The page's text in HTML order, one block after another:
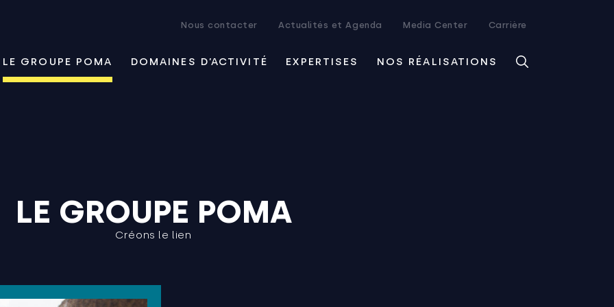
Nous contacter Actualités et Agenda Media Center Carrière
LE GROUPE POMA DOMAINES D’ACTIVITÉ EXPERTISES NOS RÉALISATIONS
LE GROUPE POMA
Créons le lien